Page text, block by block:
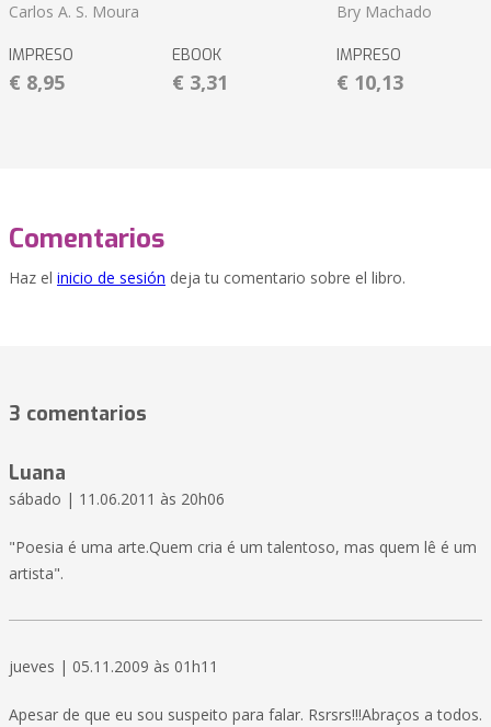
Carlos A. S. Moura
IMPRESO
€ 8,95
EBOOK
€ 3,31
Bry Machado
IMPRESO
€ 10,13
Comentarios
Haz el inicio de sesión deja tu comentario sobre el libro.
3 comentarios
Luana
sábado | 11.06.2011 às 20h06
"Poesia é uma arte.Quem cria é um talentoso, mas quem lê é um
artista".
jueves | 05.11.2009 às 01h11
Apesar de que eu sou suspeito para falar. Rsrsrs!!!Abraços a todos.